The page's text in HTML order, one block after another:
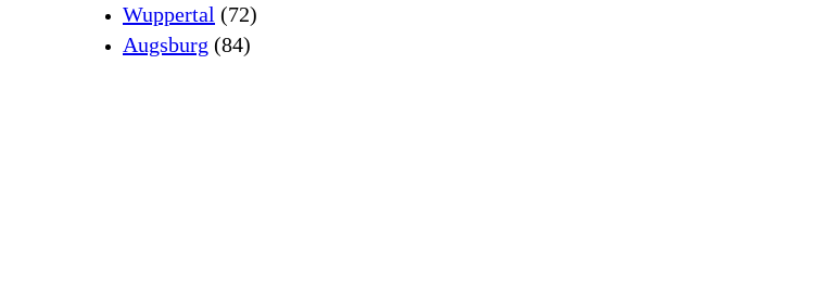
Wuppertal (72)
Augsburg (84)